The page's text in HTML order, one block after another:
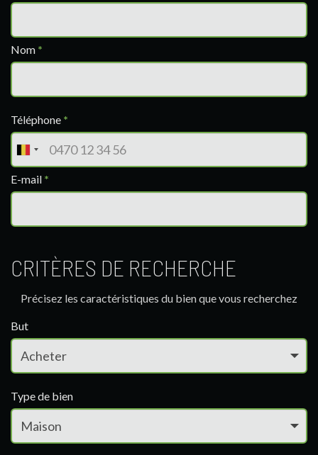
Nom *
Téléphone *
E-mail *
CRITÈRES DE RECHERCHE
Précisez les caractéristiques du bien que vous recherchez
But
Type de bien